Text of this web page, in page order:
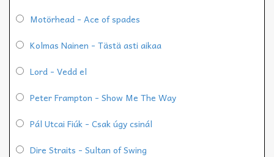
Motörhead - Ace of spades
Kolmas Nainen - Tästä asti aikaa
Lord - Vedd el
Peter Frampton - Show Me The Way
Pál Utcai Fiúk - Csak úgy csinál
Dire Straits - Sultan of Swing